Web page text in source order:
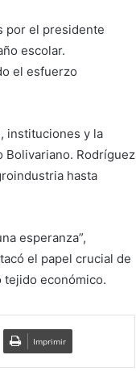
por el presidente
escolar.
el esfuerzo
instituciones y la
Bolivariano. Rodríguez
hasta
esperanza”,
el papel crucial de
tejido económico.
Imprimir